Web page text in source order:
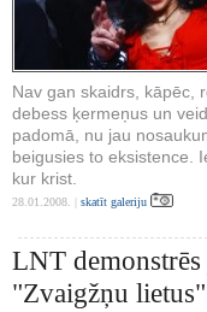
Nav gan skaidrs, kāpēc,
debess ķermeņus un
padomā, nu jau
beigusies to eksistence.
kur krist.
28.01.2008. | skatīt galeriju
LNT
"Zvaigžņu lietus"